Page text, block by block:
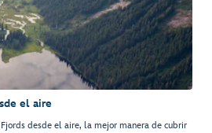
el aire
desde el aire, la mejor manera de cubrir